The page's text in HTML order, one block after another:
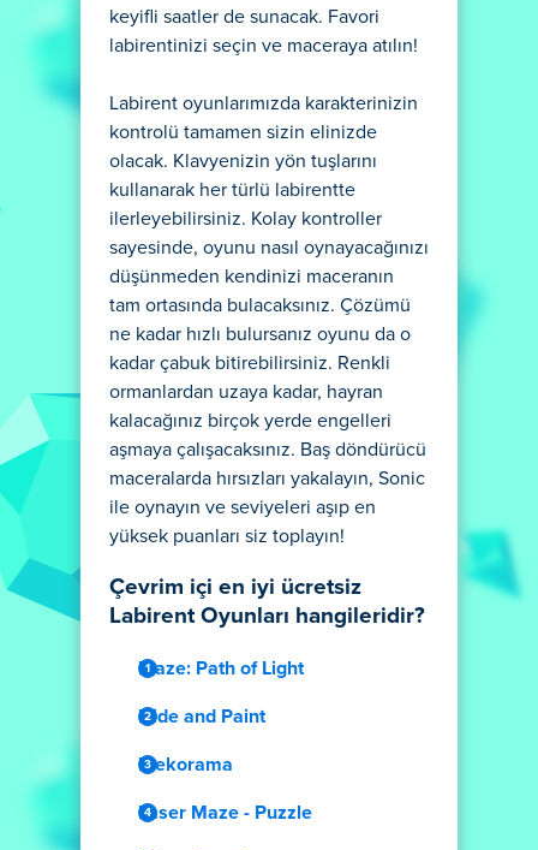
keyifli saatler de sunacak. Favori
labirentinizi seçin ve maceraya atılın!
Labirent oyunlarımızda karakterinizin
kontrolü tamamen sizin elinizde
olacak. Klavyenizin yön tuşlarını
kullanarak her türlü labirentte
ilerleyebilirsiniz. Kolay kontroller
sayesinde, oyunu nasıl oynayacağınızı
düşünmeden kendinizi maceranın
tam ortasında bulacaksınız. Çözümü
ne kadar hızlı bulursanız oyunu da o
kadar çabuk bitirebilirsiniz. Renkli
ormanlardan uzaya kadar, hayran
kalacağınız birçok yerde engelleri
aşmaya çalışacaksınız. Baş döndürücü
maceralarda hırsızları yakalayın, Sonic
ile oynayın ve seviyeleri aşıp en
yüksek puanları siz toplayın!
Çevrim içi en iyi ücretsiz
Labirent Oyunları hangileridir?
Maze: Path of Light
Hide and Paint
Mekorama
Laser Maze - Puzzle